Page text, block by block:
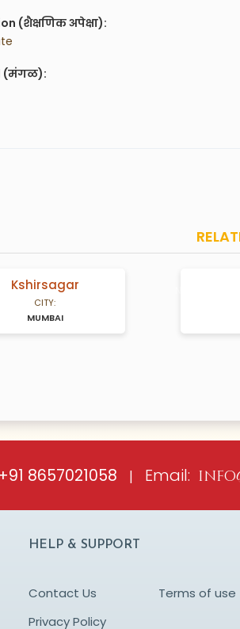
(शैक्षणिक अपेक्षा):
(मंगळ):
old
Kshirsagar
CITY:
MUMBAI
+91 8657021058 | Email:
HELP & SUPPORT
Contact Us
Terms of use
Privacy Policy